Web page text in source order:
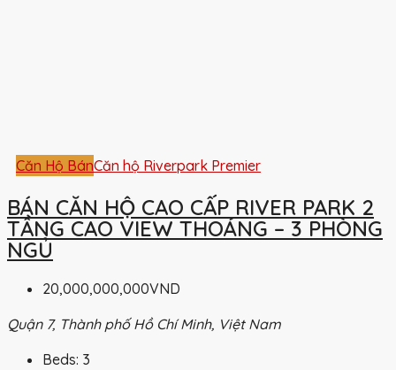
Căn Hộ BánCăn hộ Riverpark Premier
BÁN CĂN HỘ CAO CẤP RIVER PARK 2
TẦNG CAO VIEW THOÁNG – 3 PHÒNG
NGỦ
20,000,000,000VND
Quận 7, Thành phố Hồ Chí Minh, Việt Nam
Beds: 3